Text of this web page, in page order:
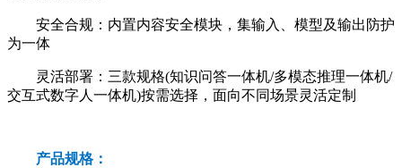
安全合规：内置内容安全模块，集输入、模型及输出防护
为一体
灵活部署：三款规格(知识问答一体机/多模态推理一体机/
交互式数字人一体机)按需选择，面向不同场景灵活定制
产品规格：